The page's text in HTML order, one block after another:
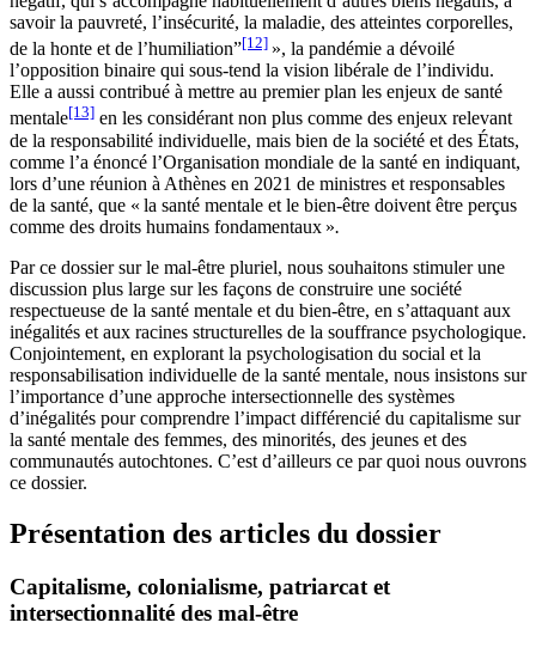
savoir la pauvreté, l’insécurité, la maladie, des atteintes corporelles,
de la honte et de l’humiliation”[12] », la pandémie a dévoilé
l’opposition binaire qui sous-tend la vision libérale de l’individu.
Elle a aussi contribué à mettre au premier plan les enjeux de santé
mentale[13] en les considérant non plus comme des enjeux relevant
de la responsabilité individuelle, mais bien de la société et des États,
comme l’a énoncé l’Organisation mondiale de la santé en indiquant,
lors d’une réunion à Athènes en 2021 de ministres et responsables
de la santé, que « la santé mentale et le bien-être doivent être perçus
comme des droits humains fondamentaux ».
Par ce dossier sur le mal-être pluriel, nous souhaitons stimuler une
discussion plus large sur les façons de construire une société
respectueuse de la santé mentale et du bien-être, en s’attaquant aux
inégalités et aux racines structurelles de la souffrance psychologique.
Conjointement, en explorant la psychologisation du social et la
responsabilisation individuelle de la santé mentale, nous insistons sur
l’importance d’une approche intersectionnelle des systèmes
d’inégalités pour comprendre l’impact différencié du capitalisme sur
la santé mentale des femmes, des minorités, des jeunes et des
communautés autochtones. C’est d’ailleurs ce par quoi nous ouvrons
ce dossier.
Présentation des articles du dossier
Capitalisme, colonialisme, patriarcat et
intersectionnalité des mal-être